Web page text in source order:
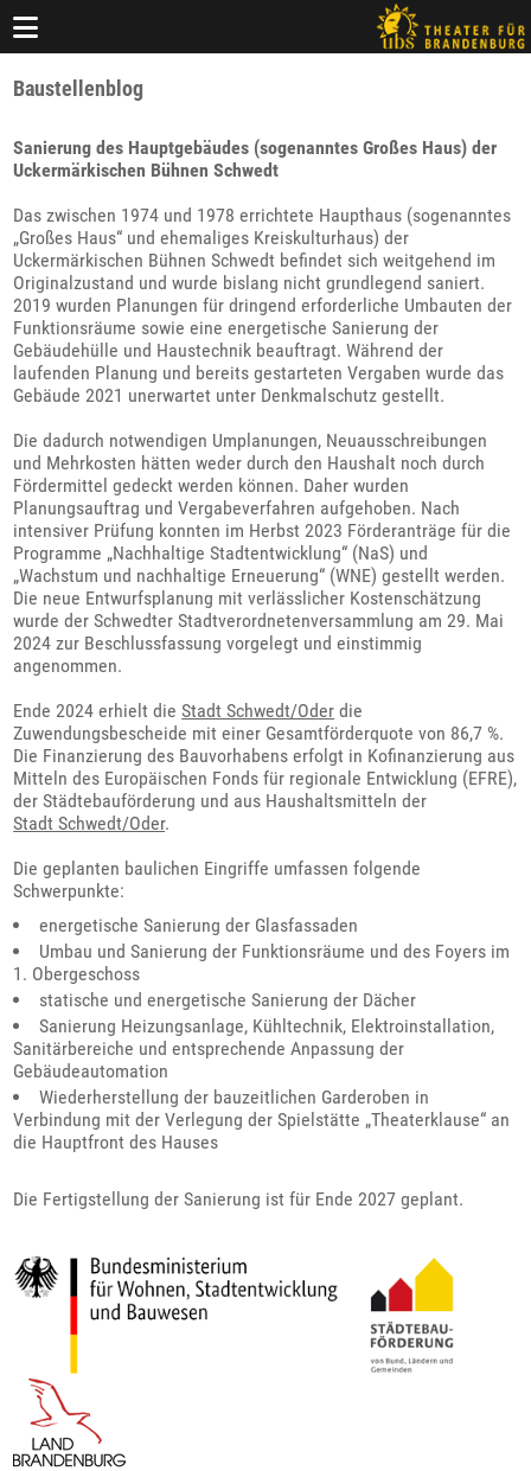
Baustellenblog
Sanierung des Hauptgebäudes (sogenanntes Großes Haus) der
Uckermärkischen Bühnen Schwedt
Das zwischen 1974 und 1978 errichtete Haupthaus (sogenanntes
„Großes Haus“ und ehemaliges Kreiskulturhaus) der
Uckermärkischen Bühnen Schwedt befindet sich weitgehend im
Originalzustand und wurde bislang nicht grundlegend saniert.
2019 wurden Planungen für dringend erforderliche Umbauten der
Funktionsräume sowie eine energetische Sanierung der
Gebäudehülle und Haustechnik beauftragt. Während der
laufenden Planung und bereits gestarteten Vergaben wurde das
Gebäude 2021 unerwartet unter Denkmalschutz gestellt.
Die dadurch notwendigen Umplanungen, Neuausschreibungen
und Mehrkosten hätten weder durch den Haushalt noch durch
Fördermittel gedeckt werden können. Daher wurden
Planungsauftrag und Vergabeverfahren aufgehoben. Nach
intensiver Prüfung konnten im Herbst 2023 Förderanträge für die
Programme „Nachhaltige Stadtentwicklung“ (NaS) und
„Wachstum und nachhaltige Erneuerung“ (WNE) gestellt werden.
Die neue Entwurfsplanung mit verlässlicher Kostenschätzung
wurde der Schwedter Stadtverordnetenversammlung am 29. Mai
2024 zur Beschlussfassung vorgelegt und einstimmig
angenommen.
Ende 2024 erhielt dieStadt Schwedt/Oder die
Zuwendungsbescheide mit einer Gesamtförderquote von 86,7 %.
Die Finanzierung des Bauvorhabens erfolgt in Kofinanzierung aus
Mitteln des Europäischen Fonds für regionale Entwicklung (EFRE),
der Städtebauförderung und aus Haushaltsmitteln der
Stadt Schwedt/Oder.
Die geplanten baulichen Eingriffe umfassen folgende
Schwerpunkte:
energetische Sanierung der Glasfassaden
Umbau und Sanierung der Funktionsräume und des Foyers im
1. Obergeschoss
statische und energetische Sanierung der Dächer
Sanierung Heizungsanlage, Kühltechnik, Elektroinstallation,
Sanitärbereiche und entsprechende Anpassung der
Gebäudeautomation
Wiederherstellung der bauzeitlichen Garderoben in
Verbindung mit der Verlegung der Spielstätte „Theaterklause“ an
die Hauptfront des Hauses
Die Fertigstellung der Sanierung ist für Ende 2027 geplant.